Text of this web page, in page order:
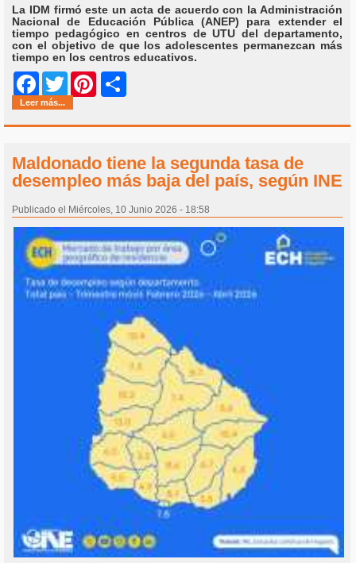
La IDM firmó este un acta de acuerdo con la Administración
Nacional de Educación Pública (ANEP) para extender el
tiempo pedagógico en centros de UTU del departamento,
con el objetivo de que los adolescentes permanezcan más
tiempo en los centros educativos.
Facebook
Twitter Pinterest
Leer más...
Maldonado tiene la segunda tasa de
desempleo más baja del país, según INE
Publicado el Miércoles, 10 Junio 2026 - 18:58